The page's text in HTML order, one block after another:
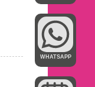
WHATSAPP